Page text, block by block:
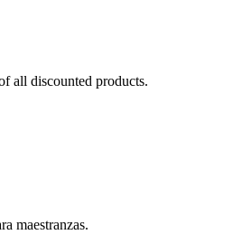
all discounted products.
maestranzas.